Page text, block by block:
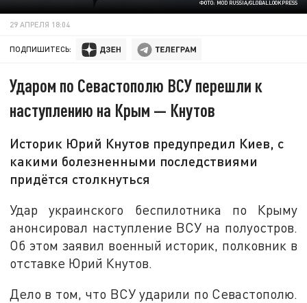
ФОТО: MOD RUSSIA/GLOBALLOOKPRESS
29 АПРЕЛЯ 18:04
ПОДПИШИТЕСЬ:
Ударом по Севастополю ВСУ перешли к
наступлению на Крым — Кнутов
Историк Юрий Кнутов предупредил Киев, с
какими болезненными последствиями
придётся столкнуться
Удар украинского беспилотника по Крыму
анонсировал наступление ВСУ на полуостров.
Об этом заявил военный историк, полковник в
отставке Юрий Кнутов.
Дело в том, что ВСУ ударили по Севастополю.